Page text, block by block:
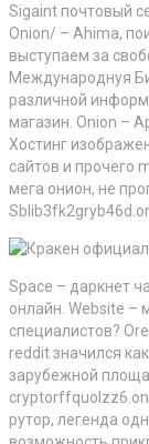
Sigaint почтовый
Onion/ – Ahima,
выступаем за
Международнуя
различной
магазин. Onion –
Хостинг
сайтов и прочего
мега онион, не
Space – даркнет
онлайн. Website –
специалистов?
reddit значился
зарубежной
рутор, легенда